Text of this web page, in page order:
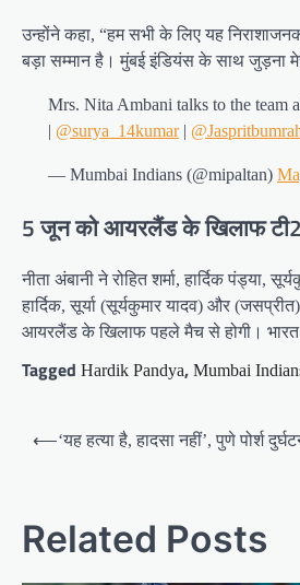
उन्होंने कहा, “हम सभी के लिए यह
बड़ा सम्मान है। मुंबई इंडियंस के साथ जुड़ना
Mrs. Nita Ambani talks to the team
| @surya_14kumar|
— Mumbai Indians (@mipaltan)
5 जून को आयरलैंड के खिलाफ
नीता अंबानी ने रोहित शर्मा, हार्दिक
हार्दिक, सूर्या (सूर्यकुमार यादव) और
आयरलैंड के खिलाफ पहले मैच से होगी। भारत
Tagged Hardik Pandya, Mumbai
Post
⟵‘यह हत्या है, हादसा नहीं’, पुणे पोर्श
Related Posts